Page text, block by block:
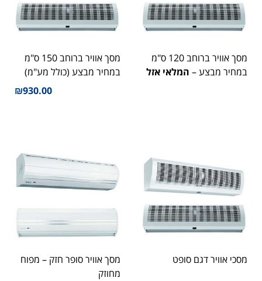
מסך אוויר ברוחב 120 ס"מ
במחיר מבצע – המלאי אזל
מסך אוויר ברוחב 150 ס"מ
במחיר מבצע (כולל מע"מ)
₪930.00
מסכי אוויר דגם סופט
מסך אוויר סופר חזק – מפוח
מחוזק